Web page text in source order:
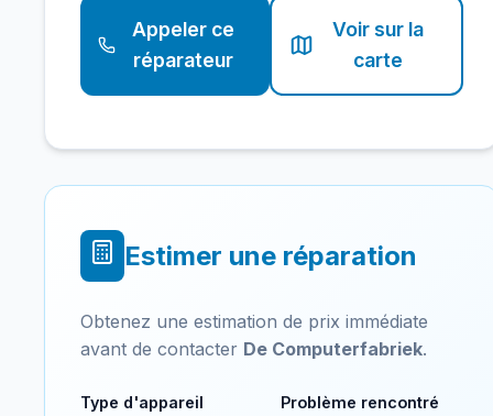
Appeler ce
réparateur
Voir sur la
carte
Estimer une réparation
Obtenez une estimation de prix immédiate
avant de contacter De Computerfabriek.
Type d'appareil Problème rencontré